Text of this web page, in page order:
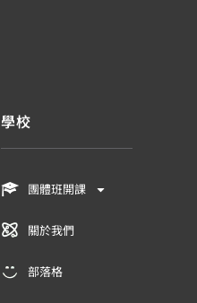
學校
團體班開課
關於我們
部落格